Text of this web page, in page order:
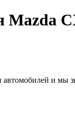
и мы